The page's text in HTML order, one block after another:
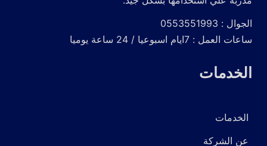
الجوال : 0553551993
ساعات العمل : 7ايام اسبوعيا / 24 ساعة يوميا
الخدمات
الخدمات
عن الشركة